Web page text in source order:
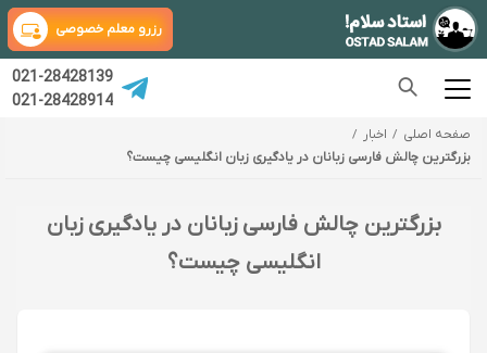
رزرو معلم خصوصی
021-28428139
021-28428914
صفحه اصلی
اخبار
بزرگترین چالش فارسی زبانان در یادگیری زبان انگلیسی چیست؟
بزرگترین چالش فارسی زبانان در یادگیری زبان
انگلیسی چیست؟